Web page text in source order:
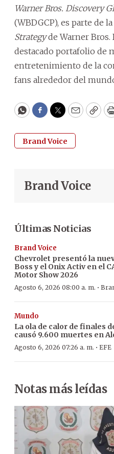
Warner Bros. Discovery
(WBDGCP), es parte de
Strategyde Warner Bros.
destacado portafolio de
entretenimiento de la
fans alrededor del
WhatsApp
Facebook
Twitter
Email
Brand Voice
Brand Voice
Últimas Noticias
Brand Voice
Chevrolet presentó la
Boss y el Onix Activ en el
Motor Show 2026
Agosto 6, 2026 08:00 a. m. ·
Mundo
La ola de calor de finales
causó 9.600 muertes en
Agosto 6, 2026 07:26 a. m. · EFE
Notas más leídas